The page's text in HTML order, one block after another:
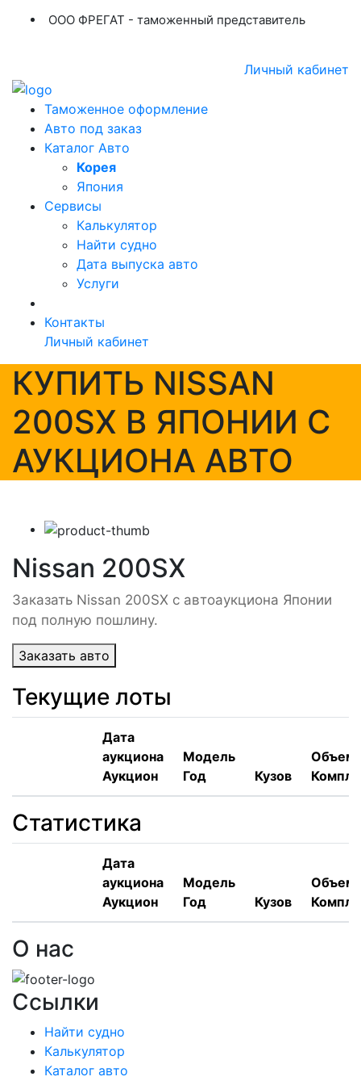
ООО ФРЕГАТ - таможенный представитель
Личный кабинет
Таможенное оформление
Авто под заказ
Каталог Авто
Корея
Япония
Сервисы
Калькулятор
Найти судно
Дата выпуска авто
Услуги
Контакты
Личный кабинет
КУПИТЬ NISSAN
200SX В ЯПОНИИ С
АУКЦИОНА АВТО
Nissan 200SX
Заказать Nissan 200SX с автоаукциона Японии
под полную пошлину.
Заказать авто
Текущие лоты
Дата
аукциона
Аукцион
Модель
Год
Кузов
Объем,
Статистика
Дата
аукциона
Аукцион
Модель
Год
Кузов
Объем,
О нас
Ссылки
Найти судно
Калькулятор
Каталог авто